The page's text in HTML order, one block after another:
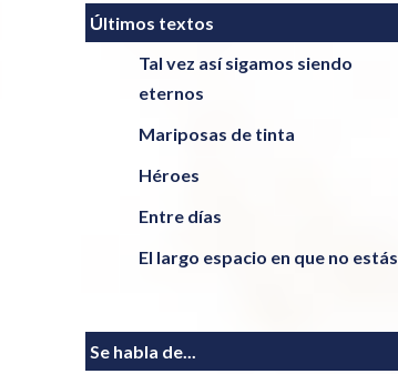
Últimos textos
Tal vez así sigamos siendo
eternos
Mariposas de tinta
Héroes
Entre días
El largo espacio en que no estás
Se habla de...